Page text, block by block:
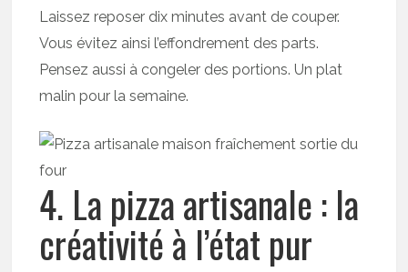
Laissez reposer dix minutes avant de couper.
Vous évitez ainsi l’effondrement des parts.
Pensez aussi à congeler des portions. Un plat
malin pour la semaine.
4. La pizza artisanale : la
créativité à l’état pur